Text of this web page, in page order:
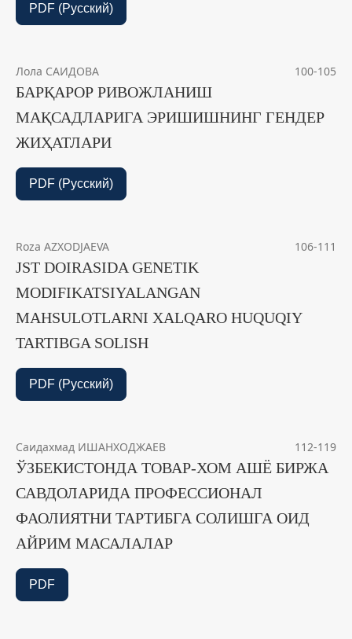
PDF (Русский)
Лола САИДОВА 100-105
БАРҚАРОР РИВОЖЛАНИШ
МАҚСАДЛАРИГА ЭРИШИШНИНГ ГЕНДЕР
ЖИҲАТЛАРИ
PDF (Русский)
Roza AZXODJAEVA 106-111
JST DOIRASIDA GENETIK
MODIFIKATSIYALANGAN
MAHSULOTLARNI XALQARO HUQUQIY
TARTIBGA SOLISH
PDF (Русский)
Саидахмад ИШАНХОДЖАЕВ 112-119
ЎЗБЕКИСТОНДА ТОВАР-ХОМ АШЁ БИРЖА
САВДОЛАРИДА ПРОФЕССИОНАЛ
ФАОЛИЯТНИ ТАРТИБГА СОЛИШГА ОИД
АЙРИМ МАСАЛАЛАР
PDF